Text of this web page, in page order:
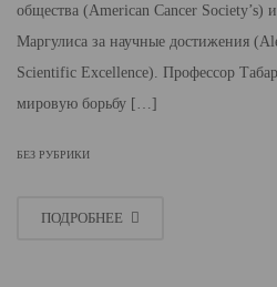
общества (American Cancer Soсiety’s)
Маргулиса за научные достижения
Scientific Excellence). Профессор
мировую борьбу […]
БЕЗ РУБРИКИ
ПОДРОБНЕЕ